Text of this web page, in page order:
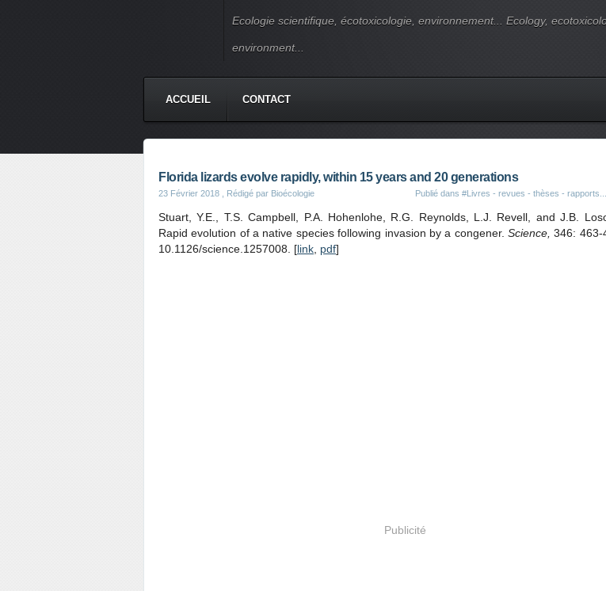
Ecologie scientifique, écotoxicologie, environnement... Ecology,
environment...
ACCUEIL CONTACT
Florida lizards evolve rapidly, within 15 years and 20 generations
23 Février 2018 , Rédigé par Bioécologie Publié dans #Livres - revues - thèses - rapports...
Stuart, Y.E., T.S. Campbell, P.A. Hohenlohe, R.G. Reynolds, L.J. Revell, and J.B.
Rapid evolution of a native species following invasion by a congener. Science,346: 463-
10.1126/science.1257008. [link pdf]
Publicité